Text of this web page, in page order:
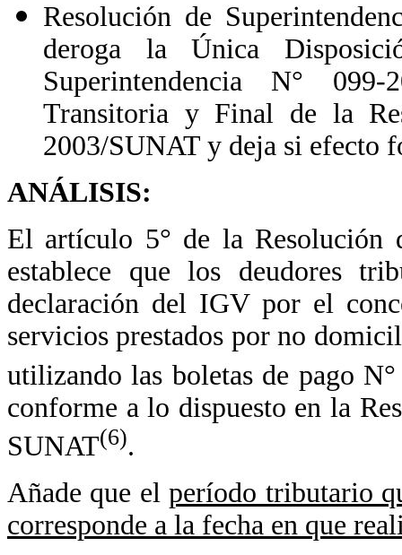
Resolución de
deroga la Única
Superintendencia N°
Transitoria y Final de la
2003/SUNAT y deja si efecto
ANÁLISIS:
El artículo 5° de la Resolución
establece que los deudores
declaración del IGV por el
servicios prestados por no
utilizando las boletas de pago
conforme a lo dispuesto en la
SUNAT(6).
Añade que elperíodo tributario
corresponde a la fecha en que